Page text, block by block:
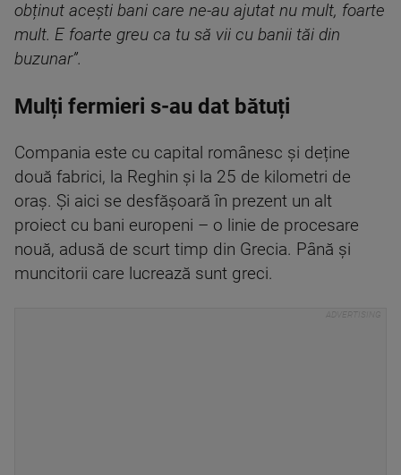
obținut acești bani care ne-au ajutat nu mult, foarte
mult. E foarte greu ca tu să vii cu banii tăi din
buzunar”.
Mulți fermieri s-au dat bătuți
Compania este cu capital românesc și deține
două fabrici, la Reghin și la 25 de kilometri de
oraș. Și aici se desfășoară în prezent un alt
proiect cu bani europeni – o linie de procesare
nouă, adusă de scurt timp din Grecia. Până și
muncitorii care lucrează sunt greci.